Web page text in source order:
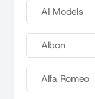
AI Models
Albon
Alfa Romeo